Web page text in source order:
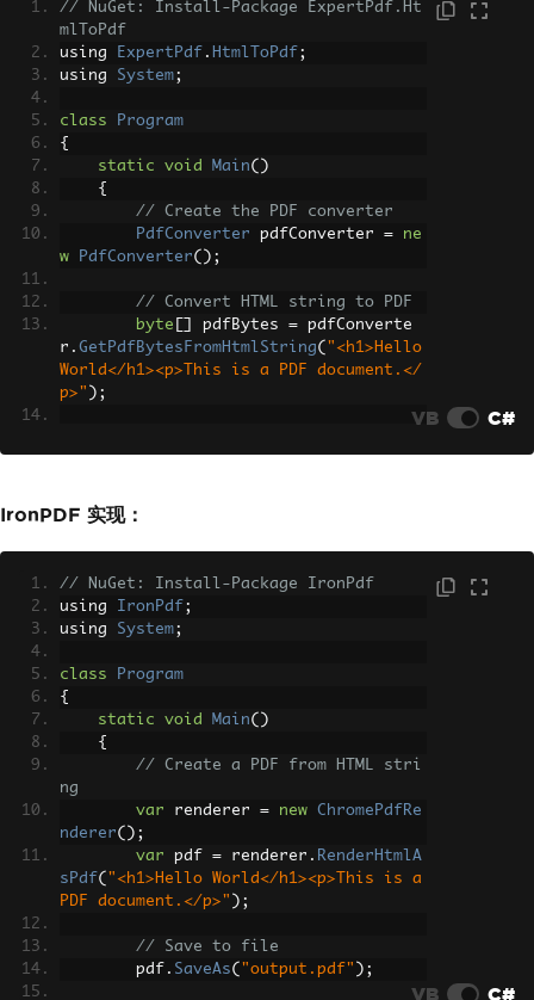
// NuGet: Install-Package ExpertPdf.Ht
mlToPdf
using
ExpertPdf . HtmlToPdf ;
using System;
class
Program
{
static
void Main()
{
// Create the PDF converter
PdfConverter pdfConverter =
ne
w
PdfConverter();
// Convert HTML string to PDF
byte
pdfBytes = pdfConverte
r . GetPdfBytesFromHtmlString( "<h1>Hello
World</h1><p>This is a PDF document.</
p>" );
successfully!");
VB C#
IronPDF 实现：
// NuGet: Install-Package IronPdf
using IronPdf ;
using System;
class
Program
{
static
void Main()
{
// Create a PDF from HTML stri
ng
var renderer = new
ChromePdfRe
nderer();
var pdf = renderer . RenderHtmlA
sPdf( "<h1>Hello World</h1><p>This is a
PDF document.</p>" );
// Save to file
        pdf
. SaveAs( "output.pdf" );
VB C#